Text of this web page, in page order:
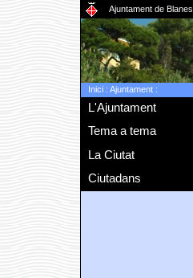
Ajuntament de Blanes
Inici: Ajuntament:
L'Ajuntament
Tema a tema
La Ciutat
Ciutadans